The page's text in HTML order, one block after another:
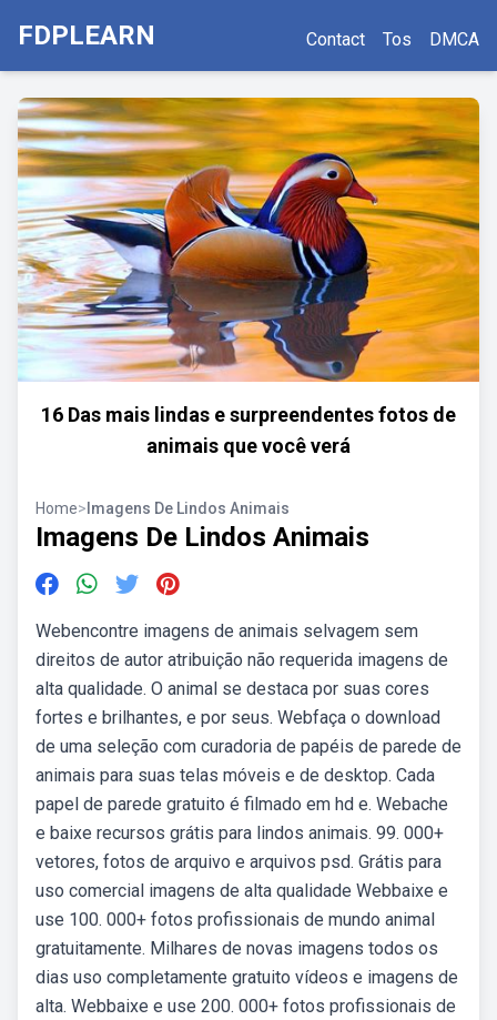
FDPLEARN Contact Tos DMCA
16 Das mais lindas e surpreendentes fotos de
animais que você verá
Home> Imagens De Lindos Animais
Imagens De Lindos Animais
Webencontre imagens de animais selvagem sem
direitos de autor atribuição não requerida imagens de
alta qualidade. O animal se destaca por suas cores
fortes e brilhantes, e por seus. Webfaça o download
de uma seleção com curadoria de papéis de parede de
animais para suas telas móveis e de desktop. Cada
papel de parede gratuito é filmado em hd e. Webache
e baixe recursos grátis para lindos animais. 99. 000+
vetores, fotos de arquivo e arquivos psd. Grátis para
uso comercial imagens de alta qualidade Webbaixe e
use 100. 000+ fotos profissionais de mundo animal
gratuitamente. Milhares de novas imagens todos os
dias uso completamente gratuito vídeos e imagens de
alta. Webbaixe e use 200. 000+ fotos profissionais de